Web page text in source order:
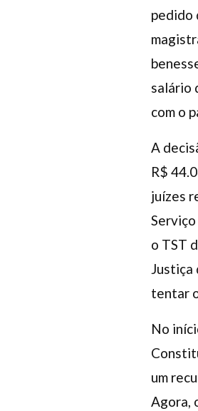
pedido
salário
com o
A
R$
juízes
o TST
Justiça
tentar
No
um
Agora,